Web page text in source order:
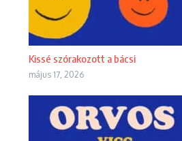
Kissé szórakozott a bácsi
május 17, 2026